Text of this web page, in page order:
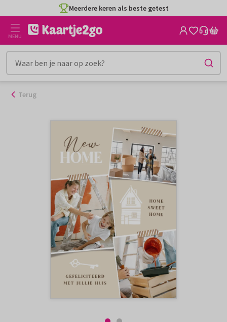
naar
inhoud
Meerdere keren als beste getest
MENU
Terug